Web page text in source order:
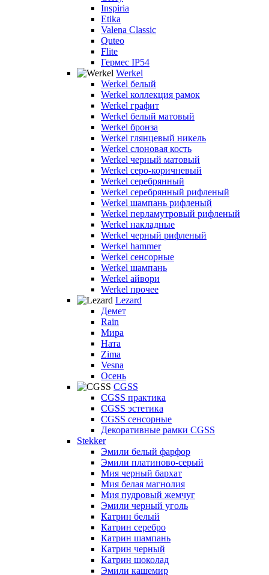
Inspiria
Etika
Valena Classic
Quteo
Flite
Гермес IP54
Werkel
Werkel белый
Werkel коллекция рамок
Werkel графит
Werkel белый матовый
Werkel бронза
Werkel глянцевый никель
Werkel слоновая кость
Werkel черный матовый
Werkel серо-коричневый
Werkel серебрянный
Werkel серебрянный рифленый
Werkel шампань рифленый
Werkel перламутровый рифленый
Werkel накладные
Werkel черный рифленый
Werkel hammer
Werkel сенсорные
Werkel шампань
Werkel айвори
Werkel прочее
Lezard
Демет
Rain
Мира
Ната
Zima
Vesna
Осень
CGSS
CGSS практика
CGSS эстетика
CGSS сенсорные
Декоративные рамки CGSS
Stekker
Эмили белый фарфор
Эмили платиново-серый
Мия черный бархат
Мия белая магнолия
Мия пудровый жемчуг
Эмили черный уголь
Катрин белый
Катрин серебро
Катрин шампань
Катрин черный
Катрин шоколад
Эмили кашемир